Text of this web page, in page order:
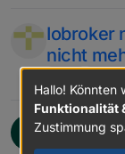
Iobroker
nicht
A Shelly
Gesperrt
Hallo! Könnten
Funktionalität
Zustimmung